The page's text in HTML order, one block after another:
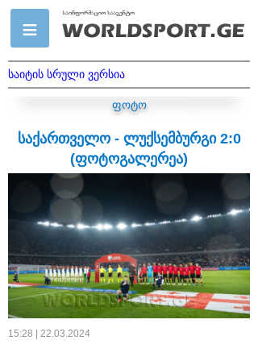
საიტის სრული ვერსია
ფოტო
საქართველო - ლუქსემბურგი 2:0
(ფოტოგალერეა)
15:28 | 22.03.2024